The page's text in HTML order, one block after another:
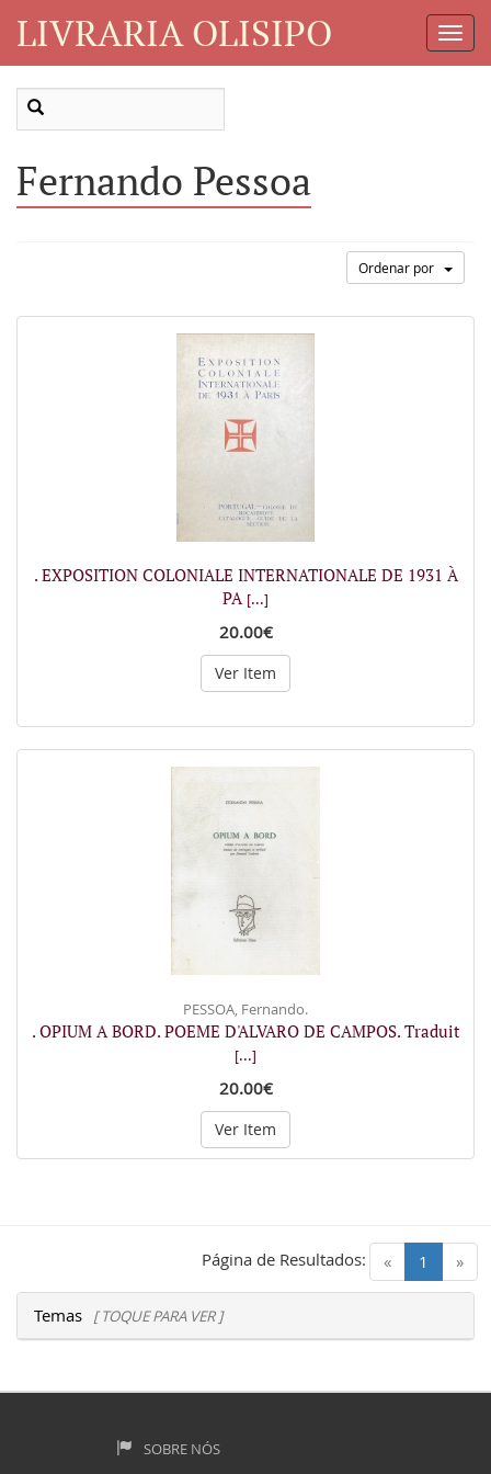
LIVRARIA OLISIPO
Fernando Pessoa
Ordenar por
. EXPOSITION COLONIALE INTERNATIONALE DE 1931 À
PA [...]
20.00€
Ver Item
PESSOA, Fernando.
. OPIUM A BORD. POEME D'ALVARO DE CAMPOS. Traduit
[...]
20.00€
Ver Item
« 1 (current)
»
Página de Resultados:
Temas [ TOQUE PARA VER ]
SOBRE NÓS